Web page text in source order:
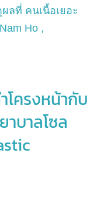
ลที่ คนเนื้อเยอะ
Ho ,
โครงหน้ากับ
าบาลโซล